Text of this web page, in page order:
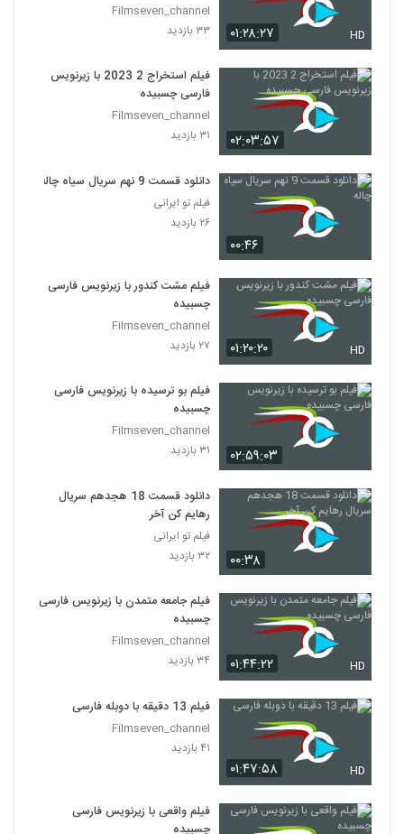
۰۱:۲۸:۲۷ HD
Filmseven_channel
۳۳ بازدید
۰۲:۰۳:۵۷
فیلم استخراج 2 2023 با زیرنویس
فارسی چسبیده
Filmseven_channel
۳۱ بازدید
۰۰:۴۶
دانلود قسمت 9 نهم سریال سیاه چاله
فیلم تو ایرانی
۲۶ بازدید
۰۱:۲۰:۲۰ HD
فیلم مشت کندور با زیرنویس فارسی
چسبیده
Filmseven_channel
۲۷ بازدید
۰۲:۵۹:۰۳
فیلم بو ترسیده با زیرنویس فارسی
چسبیده
Filmseven_channel
۳۱ بازدید
۰۰:۳۸
دانلود قسمت 18 هجدهم سریال
رهایم کن آخر
فیلم تو ایرانی
۳۲ بازدید
۰۱:۴۴:۲۲ HD
فیلم جامعه متمدن با زیرنویس فارسی
چسبیده
Filmseven_channel
۳۴ بازدید
۰۱:۴۷:۵۸ HD
فیلم 13 دقیقه با دوبله فارسی
Filmseven_channel
۴۱ بازدید
فیلم واقعی با زیرنویس فارسی
چسبیده